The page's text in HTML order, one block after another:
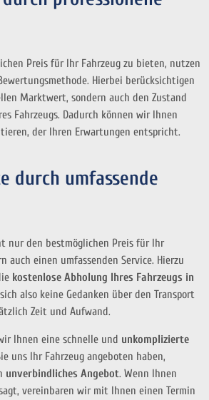
Preis für Ihr Fahrzeug zu bieten, nutzen
Hierbei berücksichtigen
Marktwert, sondern auch den Zustand
Fahrzeugs. Dadurch können wir Ihnen
der Ihren Erwartungen entspricht.
durch umfassende
nur den bestmöglichen Preis für Ihr
auch einen umfassenden Service. Hierzu
kostenlose Abholung Ihres Fahrzeugs in
also keine Gedanken über den Transport
Zeit und Aufwand.
Ihnen eine schnelle und unkomplizierte
uns Ihr Fahrzeug angeboten haben,
unverbindliches Angebot. Wenn Ihnen
vereinbaren wir mit Ihnen einen Termin